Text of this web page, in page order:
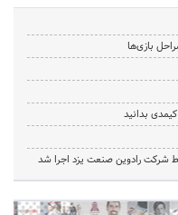
بازی‌ها
بدانید
شرکت رادوین صنعت یزد اجرا شد